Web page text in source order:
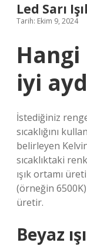
Led Sarı
Tarih: Ekim 9, 2024
Hangi
iyi
İstediğiniz
sıcaklığını
belirleyen
sıcaklıktaki
ışık ortamı
(örneğin
üretir.
Beyaz